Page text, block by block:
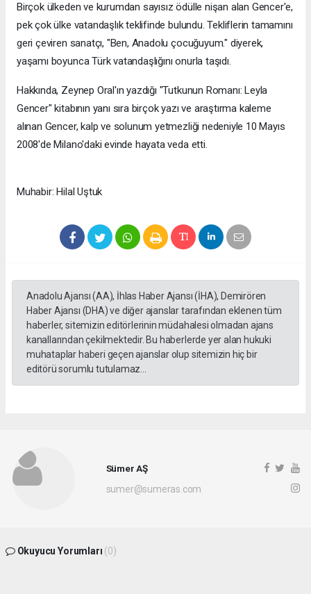
Birçok ülkeden ve kurumdan sayısız ödülle nişan alan Gencer'e,
pek çok ülke vatandaşlık teklifinde bulundu. Tekliflerin tamamını
geri çeviren sanatçı, "Ben, Anadolu çocuğuyum." diyerek,
yaşamı boyunca Türk vatandaşlığını onurla taşıdı.
Hakkında, Zeynep Oral'ın yazdığı "Tutkunun Romanı: Leyla
Gencer" kitabının yanı sıra birçok yazı ve araştırma kaleme
alınan Gencer, kalp ve solunum yetmezliği nedeniyle 10 Mayıs
2008'de Milano'daki evinde hayata veda etti.
Muhabir: Hilal Uştuk
Anadolu Ajansı (AA), İhlas Haber Ajansı (İHA), Demirören
Haber Ajansı (DHA) ve diğer ajanslar tarafından eklenen tüm
haberler, sitemizin editörlerinin müdahalesi olmadan ajans
kanallarından çekilmektedir. Bu haberlerde yer alan hukuki
muhataplar haberi geçen ajanslar olup sitemizin hiç bir
editörü sorumlu tutulamaz...
Sümer AŞ
sumer@sumeras.com
Okuyucu Yorumları (0)